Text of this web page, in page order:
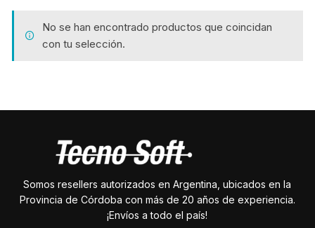
No se han encontrado productos que coincidan
con tu selección.
Somos resellers autorizados en Argentina, ubicados en la
Provincia de Córdoba con más de 20 años de experiencia.
¡Envíos a todo el país!